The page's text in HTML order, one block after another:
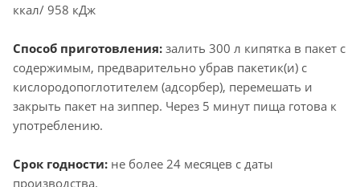
ккал/ 958 кДж
Способ приготовления: залить 300 л кипятка в пакет с
содержимым, предварительно убрав пакетик(и) с
кислородопоглотителем (адсорбер), перемешать и
закрыть пакет на зиппер. Через 5 минут пища готова к
употреблению.
Срок годности: не более 24 месяцев с даты
производства.